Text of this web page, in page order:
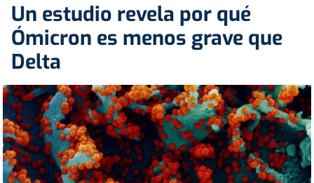
Un estudio revela por qué
Ómicron es menos grave que
Delta